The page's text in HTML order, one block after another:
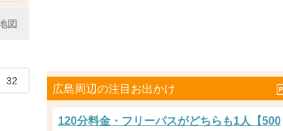
図
32
広島周辺の注目お出かけ
120分料金・フリーパスがどちらも1人【500